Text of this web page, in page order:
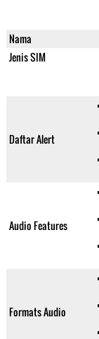
Nama
Jenis SIM
Daftar Alert
Audio Features
Formats Audio